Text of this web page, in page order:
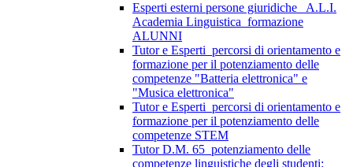
Esperti esterni persone giuridiche_ A.L.I.
Academia Linguistica_formazione
ALUNNI
Tutor e Esperti_percorsi di orientamento e
formazione per il potenziamento delle
competenze "Batteria elettronica" e
"Musica elettronica"
Tutor e Esperti_percorsi di orientamento e
formazione per il potenziamento delle
competenze STEM
Tutor D.M. 65_potenziamento delle
competenze linguistiche degli studenti: